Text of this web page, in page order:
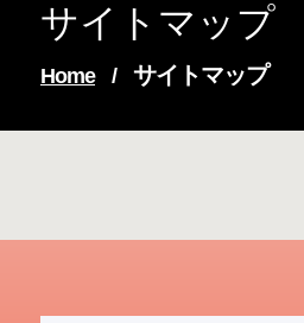
サイトマップ
Home / サイトマップ